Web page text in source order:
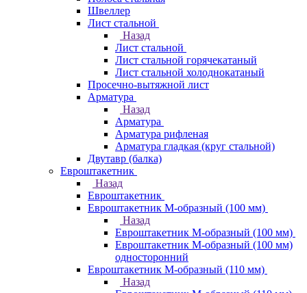
Швеллер
Лист стальной
Назад
Лист стальной
Лист стальной горячекатаный
Лист стальной холоднокатаный
Просечно-вытяжной лист
Арматура
Назад
Арматура
Арматура рифленая
Арматура гладкая (круг стальной)
Двутавр (балка)
Евроштакетник
Назад
Евроштакетник
Евроштакетник М-образный (100 мм)
Назад
Евроштакетник М-образный (100 мм)
Евроштакетник М-образный (100 мм)
односторонний
Евроштакетник М-образный (110 мм)
Назад